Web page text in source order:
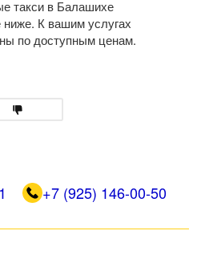
такси в Балашихе
К вашим услугах
по доступным ценам.
+7 (925) 146-00-50